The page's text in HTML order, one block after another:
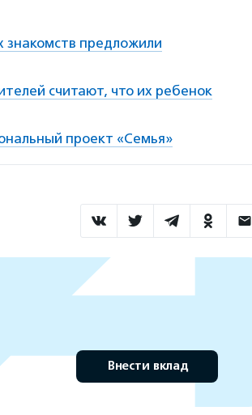
предложили
считают, что их ребенок
проект «Семья»
Внести вклад